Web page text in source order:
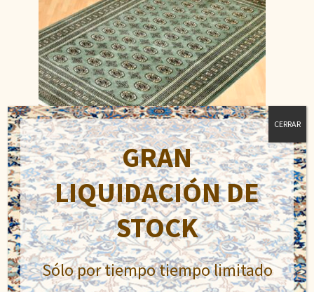
Bukhara
980,00€
El
precio
original
era:
800,00€El
precio
actual
es:
Añadir al carrito
GRAN
LIQUIDACIÓN DE
STOCK
Sólo por tiempo tiempo limitado
CERRAR